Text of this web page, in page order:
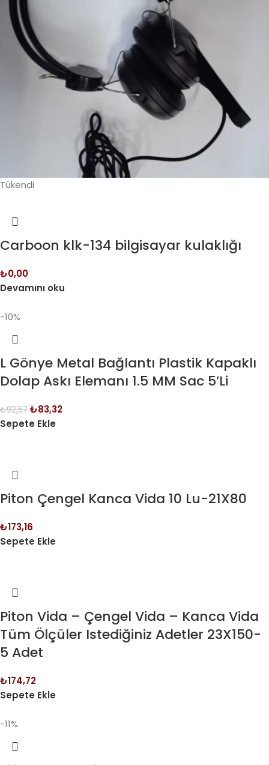
Tükendi
Carboon klk-134 bilgisayar kulaklığı
₺0,00
Devamını oku
-10%
L Gönye Metal Bağlantı Plastik Kapaklı
Dolap Askı Elemanı 1.5 MM Sac 5’Li
₺92,57 ₺83,32
Sepete Ekle
Piton Çengel Kanca Vida 10 Lu-21X80
₺173,16
Sepete Ekle
Piton Vida – Çengel Vida – Kanca Vida
Tüm Ölçüler Istediğiniz Adetler 23X150-
5 Adet
₺174,72
Sepete Ekle
-11%